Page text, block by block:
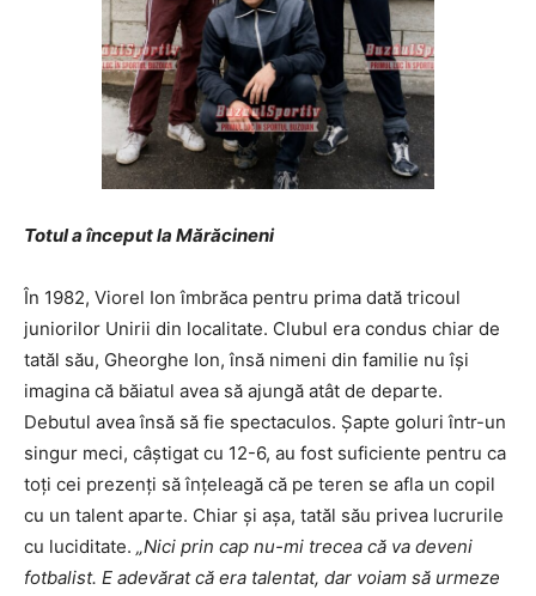
Totul a început la Mărăcineni
În 1982, Viorel Ion îmbrăca pentru prima dată tricoul
juniorilor Unirii din localitate. Clubul era condus chiar de
tatăl său, Gheorghe Ion, însă nimeni din familie nu își
imagina că băiatul avea să ajungă atât de departe.
Debutul avea însă să fie spectaculos. Șapte goluri într-un
singur meci, câștigat cu 12-6, au fost suficiente pentru ca
toți cei prezenți să înțeleagă că pe teren se afla un copil
cu un talent aparte. Chiar și așa, tatăl său privea lucrurile
cu luciditate. „Nici prin cap nu-mi trecea că va deveni
fotbalist. E adevărat că era talentat, dar voiam să urmeze